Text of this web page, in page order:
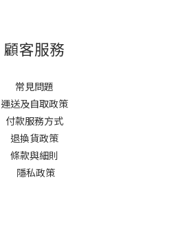
顧客服務
常見問題
運送及自取政策
付款服務方式
退換貨政策
條款與細則
隱私政策